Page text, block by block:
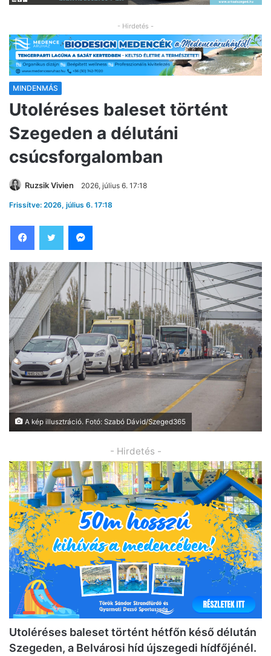
- Hirdetés -
MINDENMÁS
Utoléréses baleset történt
Szegeden a délutáni
csúcsforgalomban
Ruzsik Vivien 2026, július 6. 17:18
Frissítve: 2026, július 6. 17:18
A kép illusztráció. Fotó: Szabó Dávid/Szeged365
- Hirdetés -
Utoléréses baleset történt hétfőn késő délután
Szegeden, a Belvárosi híd újszegedi hídfőjénél.